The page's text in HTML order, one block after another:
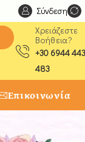
Σύνδεση
Χρειάζεστε
Βοήθεια?
+30 6944 443
483
Επικοινωνία